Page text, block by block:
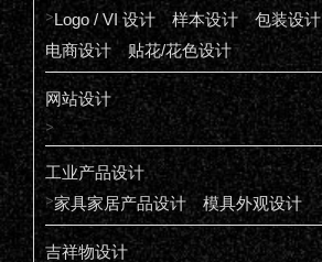
>Logo / VI 设计 样本设计 包装设计
电商设计
贴花/花色设计
网站设计
>
工业产品设计
>家具家居产品设计 模具外观设计
吉祥物设计